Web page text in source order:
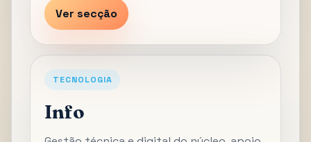
Ver secção
TECNOLOGIA
Info